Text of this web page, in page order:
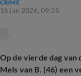
CRIME
16 jan 2026, 09:35
Op de vierde dag
Mels van B. (46) een